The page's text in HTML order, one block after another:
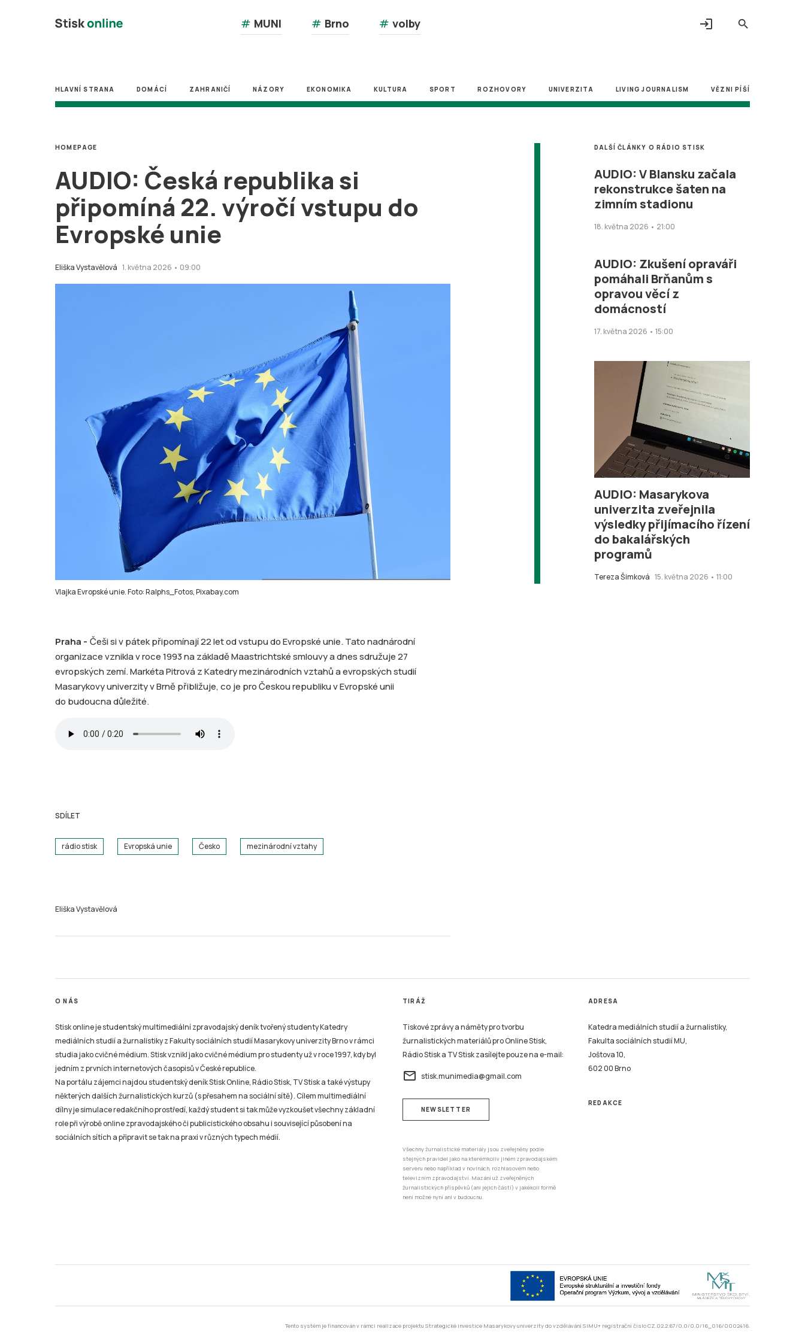
search
# MUNI # Brno # volby login
HLAVNÍ STRANA DOMÁCÍ ZAHRANIČÍ NÁZORY EKONOMIKA KULTURA SPORT ROZHOVORY UNIVERZITA LIVING JOURNALISM VĚZNI PÍŠÍ
AUDIO: Česká republika si
připomíná 22. výročí vstupu do
Evropské unie
Eliška Vystavělová 1. května 2026 • 09:00
HOMEPAGE
Vlajka Evropské unie. Foto: Ralphs_Fotos, Pixabay.com
Praha - Češi si v pátek připomínají 22 let od vstupu do Evropské unie. Tato nadnárodní
organizace vznikla v roce 1993 na základě Maastrichtské smlouvy a dnes sdružuje 27
evropských zemí. Markéta Pitrová z Katedry mezinárodních vztahů a evropských studií
Masarykovy univerzity v Brně přibližuje, co je pro Českou republiku v Evropské unii
do budoucna důležité.
SDÍLET
rádio stisk Evropská unie Česko mezinárodní vztahy
Eliška Vystavělová
DALŠÍ ČLÁNKY O RÁDIO STISK
AUDIO: V Blansku začala
rekonstrukce šaten na
zimním stadionu
18. května 2026 • 21:00
AUDIO: Zkušení opraváři
pomáhali Brňanům s
opravou věcí z
domácností
17. května 2026 • 15:00
AUDIO: Masarykova
univerzita zveřejnila
výsledky přijímacího řízení
do bakalářských
programů
Tereza Šimková 15. května 2026 • 11:00
O NÁS
Stisk online je studentský multimediální zpravodajský deník tvořený studenty Katedry
mediálních studií a žurnalistiky z Fakulty sociálních studií Masarykovy univerzity Brno v rámci
studia jako cvičné médium. Stisk vznikl jako cvičné médium pro studenty už v roce 1997, kdy byl
jedním z prvních internetových časopisů v České republice.
Na portálu zájemci najdou studentský deník Stisk Online, Rádio Stisk, TV Stisk a také výstupy
některých dalších žurnalistických kurzů (s přesahem na sociální sítě). Cílem multimediální
dílny je simulace redakčního prostředí, každý student si tak může vyzkoušet všechny základní
role při výrobě online zpravodajského či publicistického obsahu i související působení na
sociálních sítích a připravit se tak na praxi v různých typech médií.
TIRÁŽ
Tiskové zprávy a náměty pro tvorbu
žurnalistických materiálů pro Online Stisk,
Rádio Stisk a TV Stisk zasílejte pouze na e-mail:
email stisk.munimedia@gmail.com
NEWSLETTER
Všechny žurnalistické materiály jsou zveřejněny podle
stejných pravidel jako na kterémkoliv jiném zpravodajském
serveru nebo například v novinách, rozhlasovém nebo
televizním zpravodajství. Mazání už zveřejněných
žurnalistických příspěvků (ani jejich částí) v jakékoli formě
není možné nyní ani v budoucnu.
ADRESA
Katedra mediálních studií a žurnalistiky,
Fakulta sociálních studií MU,
Joštova 10,
602 00 Brno
REDAKCE
Tento systém je financován v rámci realizace projektu Strategické investice Masarykovy univerzity do vzdělávání SIMU+ registrační číslo CZ.02.2.67/0.0/0.0/16_016/0002416.